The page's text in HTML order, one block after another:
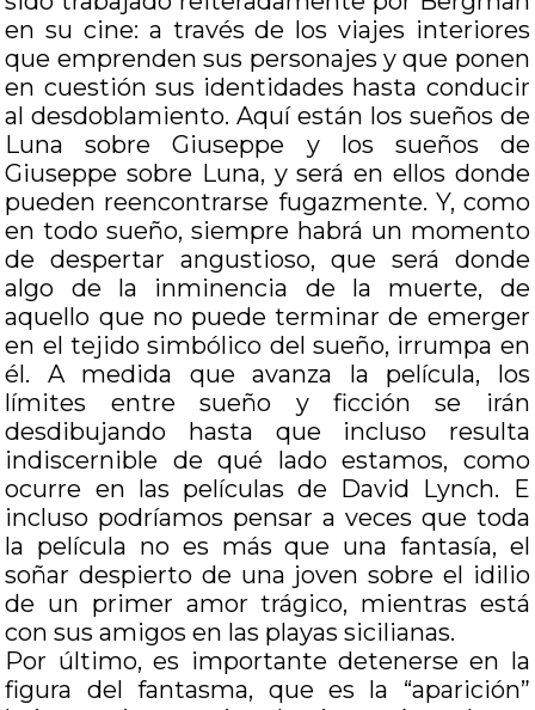
en su cine: a través de los viajes interiores
que emprenden sus personajes y que ponen
en cuestión sus identidades hasta conducir
al desdoblamiento. Aquí están los sueños de
Luna sobre Giuseppe y los sueños de
Giuseppe sobre Luna, y será en ellos donde
pueden reencontrarse fugazmente. Y, como
en todo sueño, siempre habrá un momento
de despertar angustioso, que será donde
algo de la inminencia de la muerte, de
aquello que no puede terminar de emerger
en el tejido simbólico del sueño, irrumpa en
él. A medida que avanza la película, los
límites entre sueño y ficción se irán
desdibujando hasta que incluso resulta
indiscernible de qué lado estamos, como
ocurre en las películas de David Lynch. E
incluso podríamos pensar a veces que toda
la película no es más que una fantasía, el
soñar despierto de una joven sobre el idilio
de un primer amor trágico, mientras está
con sus amigos en las playas sicilianas.
Por último, es importante detenerse en la
figura del fantasma, que es la “aparición”